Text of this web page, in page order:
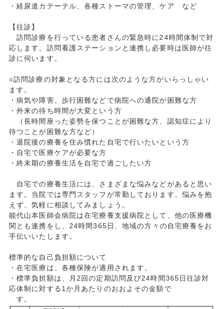
・経尿道カテーテル、各種ストーマの管理、ケア など
【往診】
訪問診療を行っている患者さんの緊急時に24時間体制で対
応します。訪問看護ステーションと連携し必要時は医師が往
診に伺います。
○訪問診療の対象となる方には次のような方がいらっしゃい
ます。
・病気や障害、歩行困難などで病院への通院が困難な方
・外来の待ち時間が大変という方
（長時間座った姿勢を保つことが困難な方、認知症により
待つことが困難な方など）
・退院後の療養を住み慣れた自宅で行いたいという方
・自宅で医療ケアが必要な方
・終末期の療養生活を自宅で過ごしたい方
自宅での療養生活には、さまざまな悩みなどがあると思い
ます。当院では専門スタッフが常勤しております。悩みを抱
えず、気軽に相談してみましょう。
能代山本医師会病院は在宅療養支援病院として、他の医療機
関とも連携をし、24時間365日、地域の方々の自宅療養をお
手伝いいたします。
標準的な自己負担額について
・在宅医療は、各種保険が適用されます。
・標準負担額は、月2回の定期訪問及び24時間365日往診対
応体制に対する1か月あたりのおおよその金額で
す。